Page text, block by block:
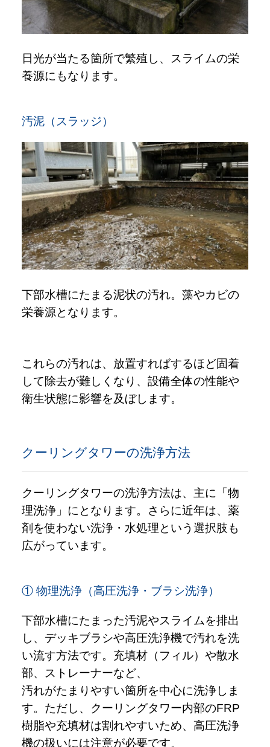
日光が当たる箇所で繁殖し、スライムの栄
養源にもなります。
汚泥（スラッジ）
下部水槽にたまる泥状の汚れ。藻やカビの
栄養源となります。
これらの汚れは、放置すればするほど固着
して除去が難しくなり、設備全体の性能や
衛生状態に影響を及ぼします。
クーリングタワーの洗浄方法
クーリングタワーの洗浄方法は、主に「物
理洗浄」にとなります。さらに近年は、薬
剤を使わない洗浄・水処理という選択肢も
広がっています。
① 物理洗浄（高圧洗浄・ブラシ洗浄）
下部水槽にたまった汚泥やスライムを排出
し、デッキブラシや高圧洗浄機で汚れを洗
い流す方法です。充填材（フィル）や散水
部、ストレーナーなど、
汚れがたまりやすい箇所を中心に洗浄しま
す。ただし、クーリングタワー内部のFRP
樹脂や充填材は割れやすいため、高圧洗浄
機の扱いには注意が必要です。